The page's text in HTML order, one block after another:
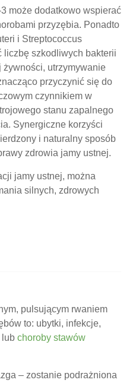
może dodatkowo wspierać
przyzębia. Ponadto
i Streptococcus
liczbę szkodliwych bakterii
żywności, utrzymywanie
przyczynić się do
czynnikiem w
stanu zapalnego
Synergiczne korzyści
i naturalny sposób
zdrowia jamy ustnej.
jamy ustnej, można
silnych, zdrowych
pulsującym rwaniem
to: ubytki, infekcje,
lub choroby stawów
– zostanie podrażniona